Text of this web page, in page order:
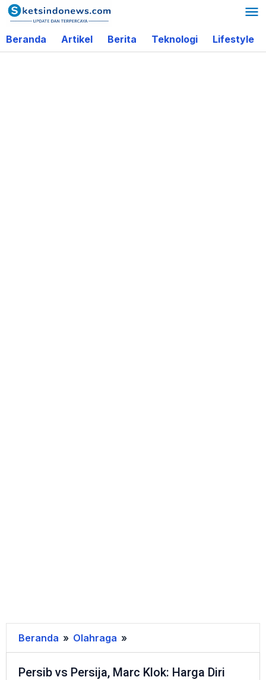
Lewati
ke
konten
Beranda Artikel Berita Teknologi Lifestyle
Beranda » Olahraga »
vs
Persija,
Persib vs Persija, Marc Klok: Harga Diri